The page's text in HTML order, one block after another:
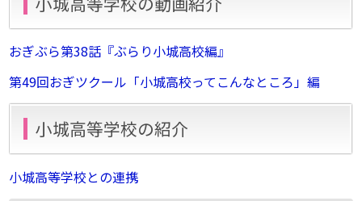
おぎぶら第38話『ぶらり小城高校編』
第49回おぎツクール「小城高校ってこんなところ」編
小城高等学校の紹介
小城高等学校との連携